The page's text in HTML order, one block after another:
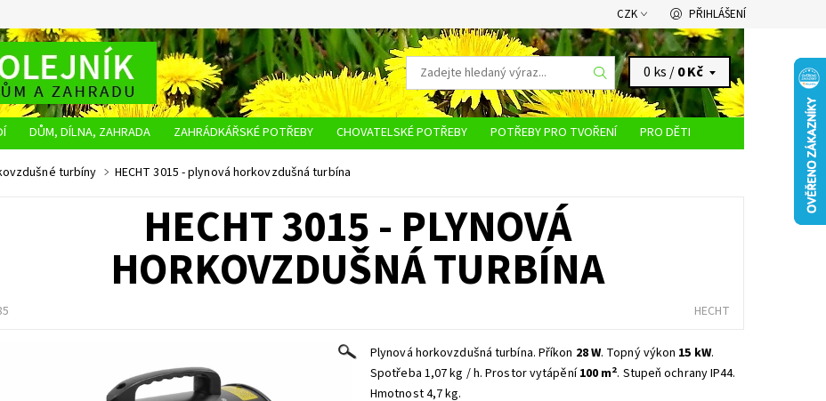
CZK PŘIHLÁŠENÍ
0 ks /0 Kč
DŮM, DÍLNA, ZAHRADA ZAHRÁDKÁŘSKÉ POTŘEBY CHOVATELSKÉ POTŘEBY POTŘEBY PRO TVOŘENÍ
PRO DĚTI
OBCHODNÍ PODMÍNKY OCHRANA OSOBNÍCH ÚDAJŮ
turbíny HECHT 3015 - plynová horkovzdušná turbína
HECHT 3015 - PLYNOVÁ
HORKOVZDUŠNÁ TURBÍNA
HECHT
Plynová horkovzdušná turbína. Příkon 28 W. Topný výkon 15 kW.
Spotřeba 1,07 kg / h. Prostor vytápění100 m2. Stupeň ochrany IP44.
Hmotnost 4,7 kg.